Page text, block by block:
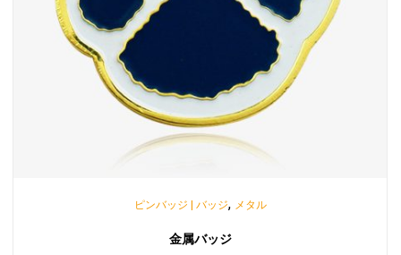
ピンバッジ | バッジ, メタル
金属バッジ